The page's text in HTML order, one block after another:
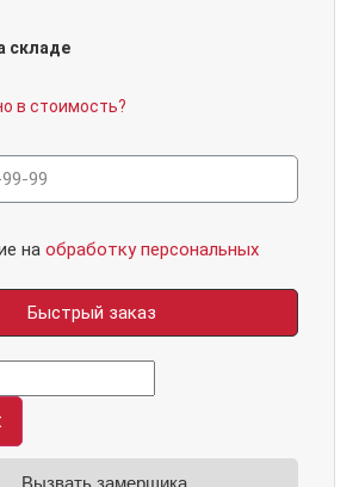
складе
в стоимость?
на обработку персональных
Быстрый заказ